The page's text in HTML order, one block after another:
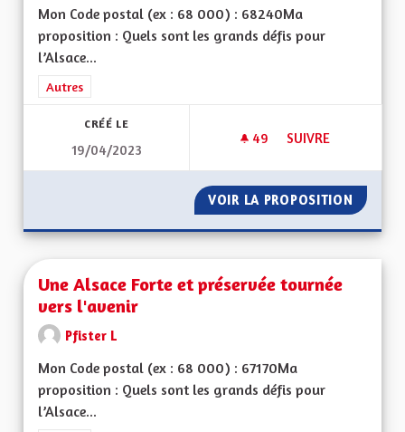
Mon Code postal (ex : 68 000) : 68240Ma
proposition : Quels sont les grands défis pour
l’Alsace...
Filtrer les résultats de la catégorie : Autres
Autres
CRÉÉ LE
19/04/2023
49 49 ABONNÉS
SUIVRE
VOIR LA PROPOSITION UNE
Une Alsace Forte et préservée tournée
vers l'avenir
Pfister L
Mon Code postal (ex : 68 000) : 67170Ma
proposition : Quels sont les grands défis pour
l’Alsace...